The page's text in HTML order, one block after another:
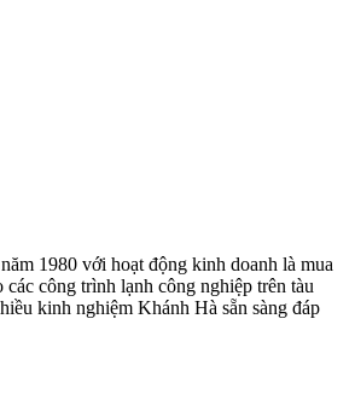
1980 với hoạt động kinh doanh là mua
công trình lạnh công nghiệp trên tàu
kinh nghiệm Khánh Hà sẵn sàng đáp